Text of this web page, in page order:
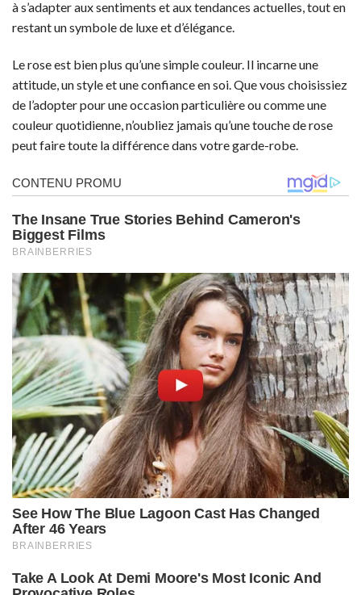
à s’adapter aux sentiments et aux tendances actuelles, tout en
restant un symbole de luxe et d’élégance.
Le rose est bien plus qu’une simple couleur. Il incarne une
attitude, un style et une confiance en soi. Que vous choisissiez
de l’adopter pour une occasion particulière ou comme une
couleur quotidienne, n’oubliez jamais qu’une touche de rose
peut faire toute la différence dans votre garde-robe.